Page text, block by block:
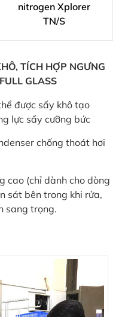
nitrogen Xplorer
TN/S
TÍCH HỢP NGƯNG
GLASS
được sấy khô tạo
lực sấy cưỡng bức
chống thoát hơi
cao (chỉ dành cho dòng
sát bên trong khi rửa,
sang trọng.